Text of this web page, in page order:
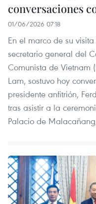
conversaciones
01/06/2026 07:18
En el marco de su
secretario general del
Comunista de Vietnam
Lam, sostuvo hoy
presidente anfitrión,
tras asistir a la
Palacio de